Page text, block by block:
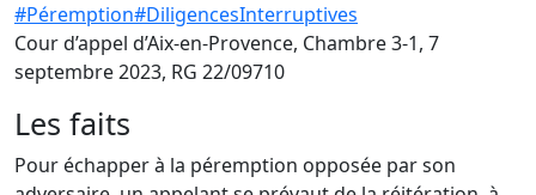
#Péremption#DiligencesInterruptives
Cour d’appel d’Aix-en-Provence, Chambre 3-1, 7
septembre 2023, RG 22/09710
Les faits
Pour échapper à la péremption opposée par son